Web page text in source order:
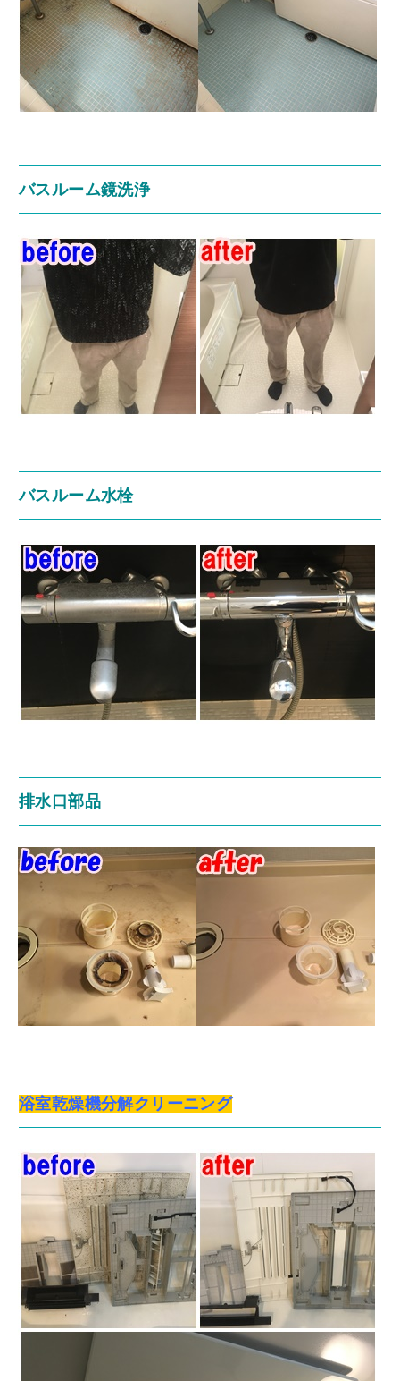
バスルーム鏡洗浄
バスルーム水栓
排水口部品
浴室乾燥機分解クリーニング